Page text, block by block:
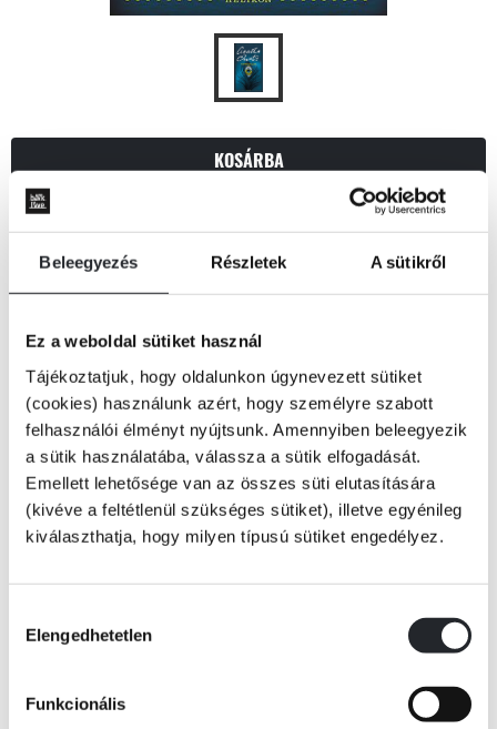
Beleegyezés Részletek A sütikről
Ez a weboldal sütiket használ
Tájékoztatjuk, hogy oldalunkon úgynevezett sütiket
(cookies) használunk azért, hogy személyre szabott
felhasználói élményt nyújtsunk. Amennyiben beleegyezik
a sütik használatába, válassza a sütik elfogadását.
Emellett lehetősége van az összes süti elutasítására
(kivéve a feltétlenül szükséges sütiket), illetve egyénileg
kiválaszthatja, hogy milyen típusú sütiket engedélyez.
kiválasztása
Elengedhetetlen
Funkcionális
KOSÁRBA
Hercule Poirot épp reggeli csokoládéját kortyolgatja és következő
lépésén gondolkozik, mikor inasa, George, egy meglehetősen zavart
„lehetséges, hogy elkövetett”. De hogyan lehet valaki bizonytalan egy
általa elkövetett gyilkosságban? A rejtély megoldásához hippiken,
festőkön és Afrikából hazatért kalandorokon keresztül vezet az út – de
bármilyen idegennek is tűnjön a hatvanas évek bohém londoni miliője
Poirot-tól, kedvenc szeleburdi krimiírónőnk, Ariadne Oliver és a
legendás kis szürke agysejtek most is a segítségére sietnek…
Tovább
KÖNYV ADATAI